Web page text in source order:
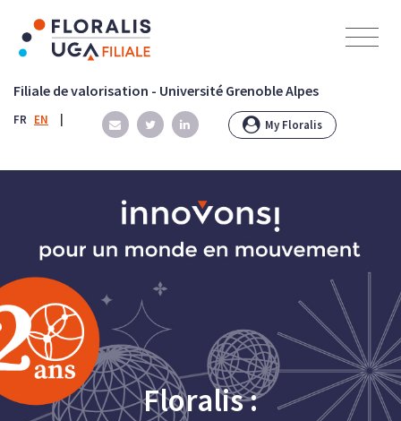
Filiale de valorisation - Université Grenoble Alpes
FR EN My Floralis
Floralis :